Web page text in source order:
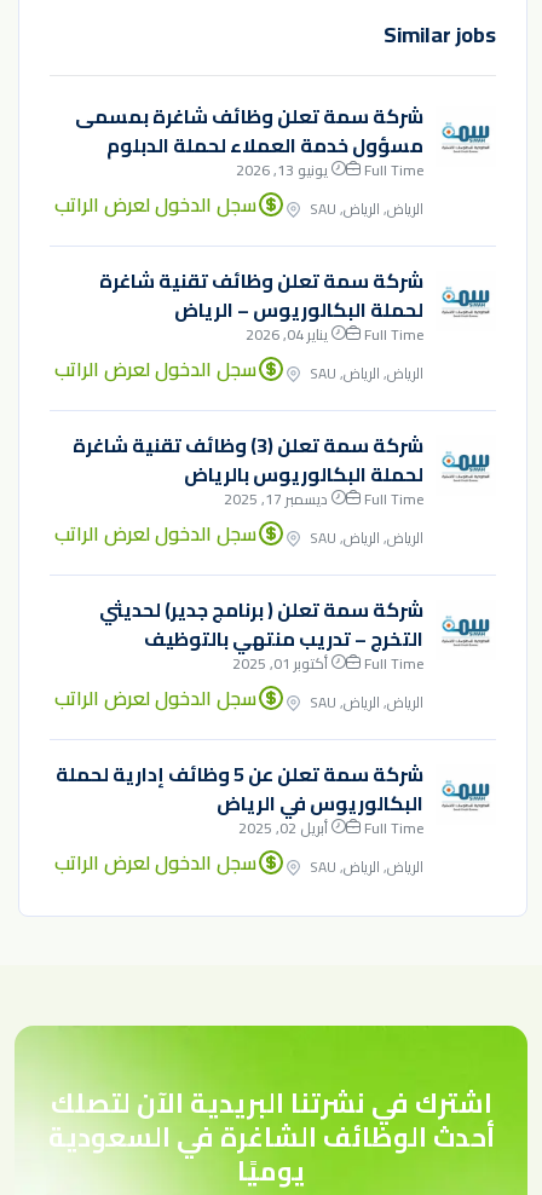
Similar jobs
شركة سمة تعلن وظائف شاغرة بمسمى
مسؤول خدمة العملاء لحملة الدبلوم
Full Time
يونيو 13, 2026
الرياض, الرياض, SAU
سجل الدخول لعرض الراتب
شركة سمة تعلن وظائف تقنية شاغرة
لحملة البكالوريوس – الرياض
Full Time
يناير 04, 2026
الرياض, الرياض, SAU
سجل الدخول لعرض الراتب
شركة سمة تعلن (3) وظائف تقنية شاغرة
لحملة البكالوريوس بالرياض
Full Time
ديسمبر 17, 2025
الرياض, الرياض, SAU
سجل الدخول لعرض الراتب
شركة سمة تعلن ( برنامج جدير) لحديثي
التخرج – تدريب منتهي بالتوظيف
Full Time
أكتوبر 01, 2025
الرياض, الرياض, SAU
سجل الدخول لعرض الراتب
شركة سمة تعلن عن 5 وظائف إدارية لحملة
البكالوريوس في الرياض
Full Time
أبريل 02, 2025
الرياض, الرياض, SAU
سجل الدخول لعرض الراتب
اشترك في نشرتنا البريدية الآن لتصلك
أحدث الوظائف الشاغرة في السعودية
يوميًا